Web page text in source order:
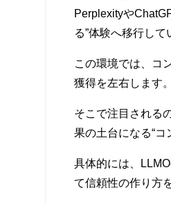
Perplexityや
る”体験へ移行して
この環境では、コ
獲得を左右します。
そこで注目される
果の土台になる“コ
具体的には、
て信頼性の作り方